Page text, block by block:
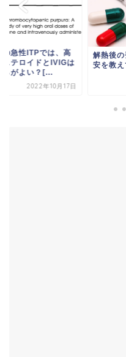
の急性ITPでは、高
ステロイドとIVIGは
らがよい？[...
2022年10月17日
解熱後の
安を教